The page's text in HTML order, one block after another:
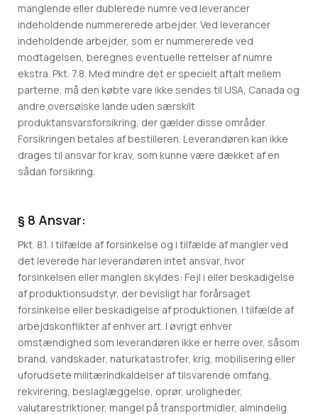
manglende eller dublerede numre ved leverancer
indeholdende nummererede arbejder. Ved leverancer
indeholdende arbejder, som er nummererede ved
modtagelsen, beregnes eventuelle rettelser af numre
ekstra. Pkt. 7.8. Med mindre det er specielt aftalt mellem
parterne, må den købte vare ikke sendes til USA, Canada og
andre oversøiske lande uden særskilt
produktansvarsforsikring, der gælder disse områder.
Forsikringen betales af bestilleren. Leverandøren kan ikke
drages til ansvar for krav, som kunne være dækket af en
sådan forsikring.
§ 8 Ansvar:
Pkt. 8.1. I tilfælde af forsinkelse og i tilfælde af mangler ved
det leverede har leverandøren intet ansvar, hvor
forsinkelsen eller manglen skyldes: Fejl i eller beskadigelse
af produktionsudstyr, der bevisligt har forårsaget
forsinkelse eller beskadigelse af produktionen. I tilfælde af
arbejdskonflikter af enhver art. I øvrigt enhver
omstændighed som leverandøren ikke er herre over, såsom
brand, vandskader, naturkatastrofer, krig, mobilisering eller
uforudsete militærindkaldelser af tilsvarende omfang,
rekvirering, beslaglæggelse, oprør, uroligheder,
valutarestriktioner, mangel på transportmidler, almindelig